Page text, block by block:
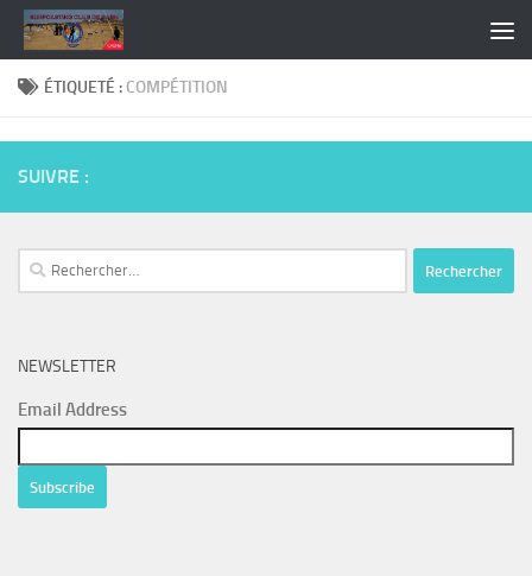
Skip to content
ÉTIQUETÉ : COMPÉTITION
SUIVRE :
Rechercher :
NEWSLETTER
Email Address